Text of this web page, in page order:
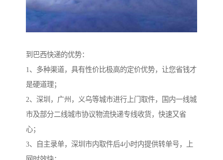
到巴西快递的优势：
1、多种渠道，具有性价比极高的定价优势，让您省钱才
是硬道理；
2、深圳，广州，义乌等城市进行上门取件，国内一线城
市及部分二线城市协议物流快递专线收货，快速又省
心；
3、自主录单，深圳市内取件后4小时内提供转单号，上